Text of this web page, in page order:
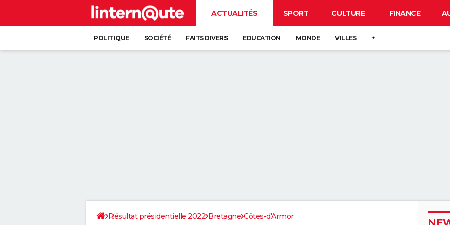
ACTUALITÉS SPORT CULTURE FINANCE
POLITIQUE SOCIÉTÉ FAITS DIVERS EDUCATION MONDE VILLES +
Résultat présidentielle 2022 Bretagne Côtes-d'Armor